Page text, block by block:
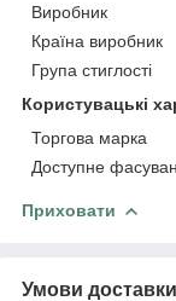
Виробник
Країна виробник
Група стиглості
Користувацькi
Торгова марка
Доступне
Приховати
Умови доставки